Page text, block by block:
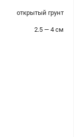
открытый грунт
2.5 — 4 см